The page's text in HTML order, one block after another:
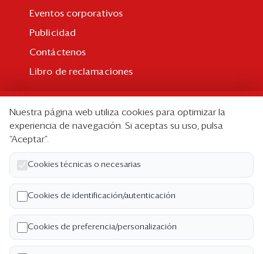
Eventos corporativos
Publicidad
Contáctenos
Libro de reclamaciones
Suscripción individual
Paquetes corporativos
Edición Impresa
Nosotros
Quiénes somos
Código de ética
Términos y Condiciones
Nuestra página web utiliza cookies para optimizar la
experiencia de navegación. Si aceptas su uso, pulsa
“Aceptar”.
Cookies técnicas o necesarias
Cookies de identificación/autenticación
Cookies de preferencia/personalización